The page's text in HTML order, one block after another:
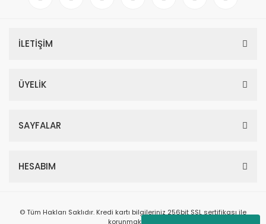
İLETİŞİM
ÜYELİK
SAYFALAR
HESABIM
© Tüm Hakları Saklıdır. Kredi kartı bilgileriniz 256bit SSL sertifikası ile
korunmaktadır.